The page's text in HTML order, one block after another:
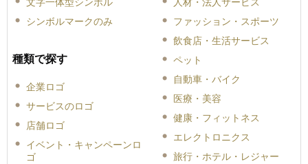
シンボルマークのみ
種類で探す
企業ロゴ
サービスのロゴ
店舗ロゴ
イベント・キャンペーンロ
ゴ
ファッション・スポーツ
飲食店・生活サービス
ペット
自動車・バイク
医療・美容
健康・フィットネス
エレクトロニクス
旅行・ホテル・レジャー